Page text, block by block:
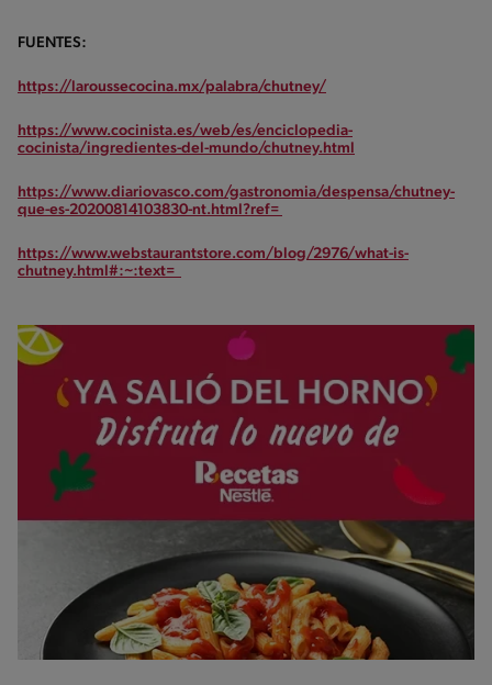
FUENTES:
https://laroussecocina.mx/palabra/chutney/
https://www.cocinista.es/web/es/enciclopedia-
cocinista/ingredientes-del-mundo/chutney.html
https://www.diariovasco.com/gastronomia/despensa/chutney-
que-es-20200814103830-nt.html?ref=
https://www.webstaurantstore.com/blog/2976/what-is-
chutney.html#:~:text=